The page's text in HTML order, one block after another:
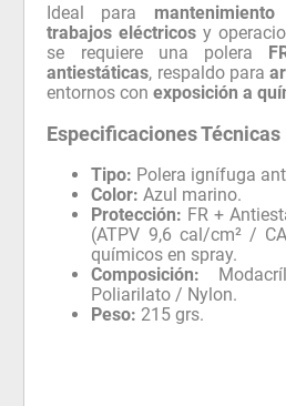
Ideal para
trabajos eléctricos y
se requiere una polera
antiestáticas, respaldo para
entornos conexposición a
Especificaciones Técnicas
Tipo: Polera ignífuga
Color: Azul marino.
Protección: FR +
(ATPV 9,6 cal/cm² /
químicos en spray.
Composición:
Poliarilato / Nylon.
Peso: 215 grs.